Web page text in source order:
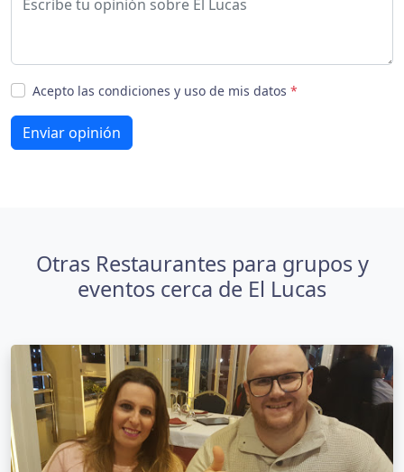
Acepto las condiciones y uso de mis datos *
Enviar opinión
Otras Restaurantes para grupos y
eventos cerca de El Lucas